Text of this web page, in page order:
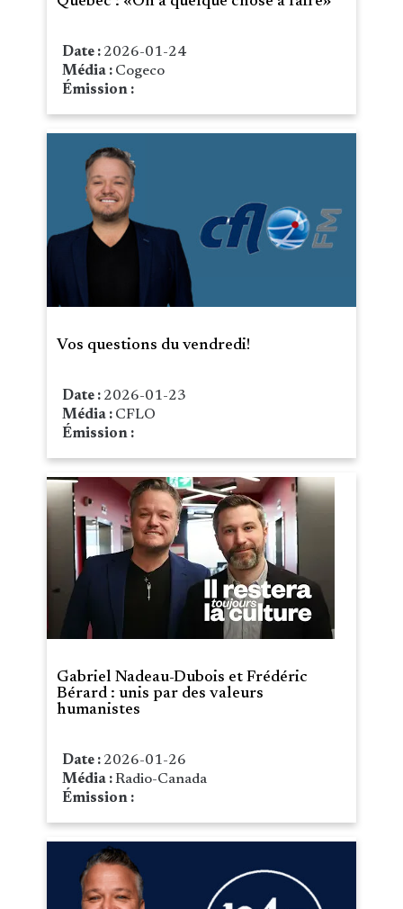
Date : 2026-01-24
Média : Cogeco
Émission :
Vos questions du vendredi!
Date : 2026-01-23
Média : CFLO
Émission :
Gabriel Nadeau-Dubois et Frédéric
Bérard : unis par des valeurs
humanistes
Date : 2026-01-26
Média :Radio-Canada
Émission :